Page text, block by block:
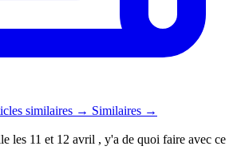
similaires → Similaires →